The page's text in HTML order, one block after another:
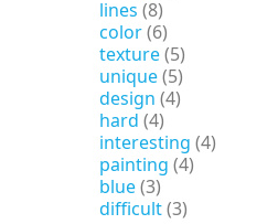
lines (8)
color(6)
texture(5)
unique(5)
design (4)
hard (4)
interesting (4)
painting (4)
blue(3)
difficult(3)